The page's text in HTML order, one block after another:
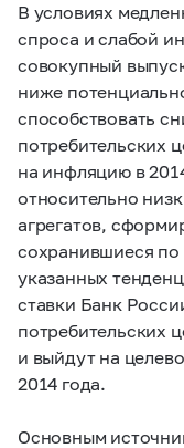
В условиях
спроса и слабой
совокупный
ниже
способствовать
потребительских
на инфляцию в
относительно
агрегатов,
сохранившиеся по
указанных
ставки Банк
потребительских
и выйдут на
2014 года.
Основным